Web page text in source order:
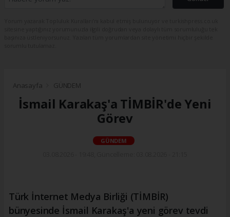
Anasayfa GÜNDEM
İsmail Karakaş'a TİMBİR'de Yeni
Görev
GÜNDEM
Türk İnternet Medya Birliği (TİMBİR)
bünyesinde İsmail Karakaş'a yeni görev tevdi